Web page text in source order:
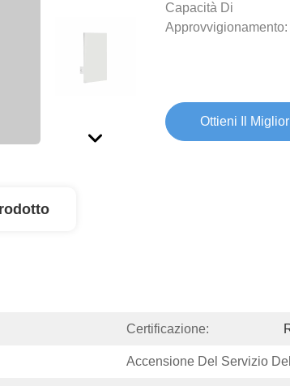
Capacità Di
Approvvigionamento:
Ottieni Il
Certificazione:
Accensione Del Servizio